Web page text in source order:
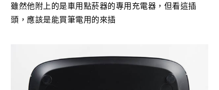
雖然他附上的是車用點菸器的專用充電器，但看這插
頭，應該是能買筆電用的來插